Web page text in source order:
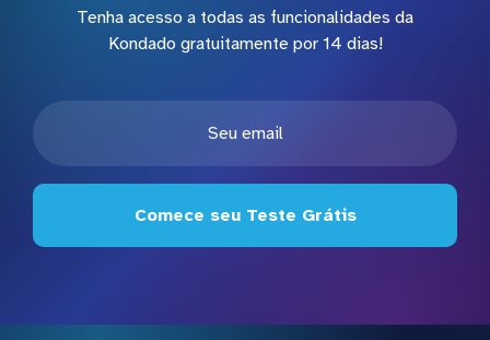
Tenha acesso a todas as funcionalidades da
Kondado gratuitamente por 14 dias!
Comece seu Teste Grátis